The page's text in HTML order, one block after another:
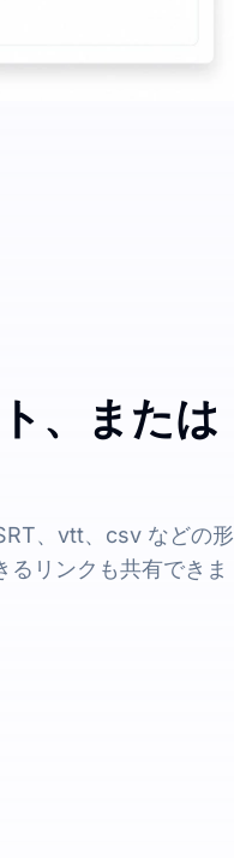
、または
、vtt、csv などの形
リンクも共有できま